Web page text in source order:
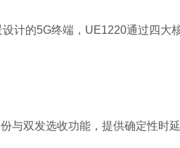
计的5G终端，UE1220通过四大
与双发选收功能，提供确定性时延